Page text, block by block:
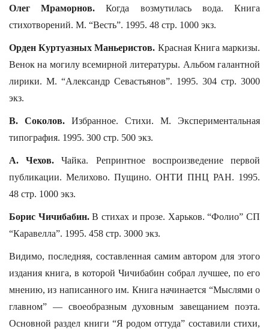
Олег Мраморнов. Когда возмутилась вода. Книга
стихотворений. М. “Весть”. 1995. 48 стр. 1000 экз.
Орден Куртуазных Маньеристов. Красная Книга маркизы.
Венок на могилу всемирной литературы. Альбом галантной
лирики. М. “Александр Севастьянов”. 1995. 304 стр. 3000
экз.
В. Соколов. Избранное. Стихи. М. Экспериментальная
типография. 1995. 300 стр. 500 экз.
А. Чехов. Чайка. Репринтное воспроизведение первой
публикации. Мелихово. Пущино. ОНТИ ПНЦ РАН. 1995.
48 стр. 1000 экз.
Борис Чичибабин.В стихах и прозе. Харьков. “Фолио” СП
“Каравелла”. 1995. 458 стр. 3000 экз.
Видимо, последняя, составленная самим автором для этого
издания книга, в которой Чичибабин собрал лучшее, по его
мнению, из написанного им. Книга начинается “Мыслями о
главном” — своеобразным духовным завещанием поэта.
Основной раздел книги “Я родом оттуда” составили стихи,